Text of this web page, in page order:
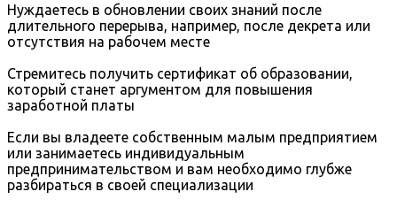
Нуждаетесь в обновлении своих знаний после
длительного перерыва, например, после декрета или
отсутствия на рабочем месте
Стремитесь получить сертификат об образовании,
который станет аргументом для повышения
заработной платы
Если вы владеете собственным малым предприятием
или занимаетесь индивидуальным
предпринимательством и вам необходимо глубже
разбираться в своей специализации